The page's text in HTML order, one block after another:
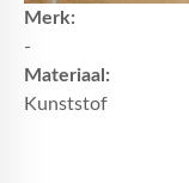
Merk:
-
Materiaal:
Kunststof